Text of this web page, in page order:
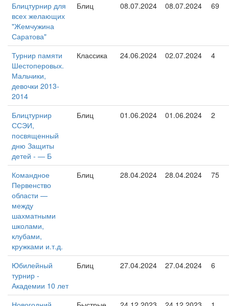
Блицтурнир для
всех желающих
"Жемчужина
Саратова"
Блиц 08.07.2024 08.07.2024 69
Турнир памяти
Шестоперовых.
Мальчики,
девочки 2013-
2014
Классика 24.06.2024 02.07.2024 4
Блицтурнир
ССЭИ,
посвященный
дню Защиты
детей - — Б
Блиц 01.06.2024 01.06.2024 2
Командное
Первенство
области —
между
шахматными
школами,
клубами,
кружками и.т.д.
Блиц 28.04.2024 28.04.2024 75
Юбилейный
турнир -
Академии 10 лет
Блиц 27.04.2024 27.04.2024 6